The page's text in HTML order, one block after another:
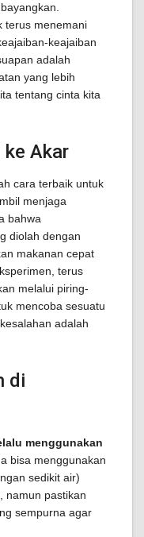
terus menemani
keajaiban
adalah
yang lebih
tentang cinta kita
ke Akar
cara terbaik untuk
menjaga
bahwa
diolah dengan
makanan cepat
terus
melalui piring-
mencoba sesuatu
adalah
di
menggunakan
bisa menggunakan
sedikit air)
namun pastikan
sempurna agar